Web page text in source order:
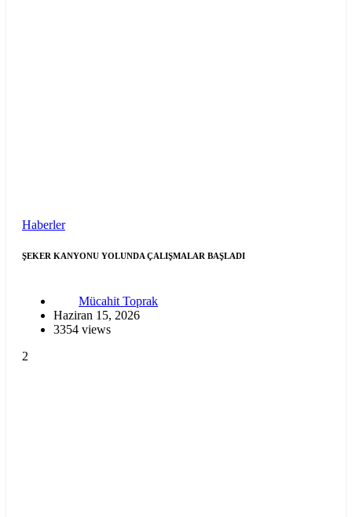
Haberler
ŞEKER KANYONU YOLUNDA ÇALIŞMALAR BAŞLADI
Mücahit Toprak
Haziran 15, 2026
3354 views
2